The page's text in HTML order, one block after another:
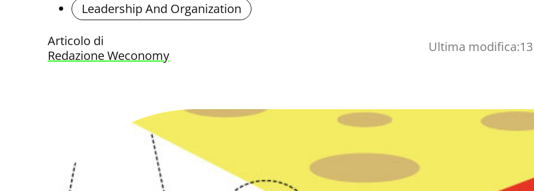
Leadership And Organization
Articolo di
Redazione Weconomy
Ultima modifica: